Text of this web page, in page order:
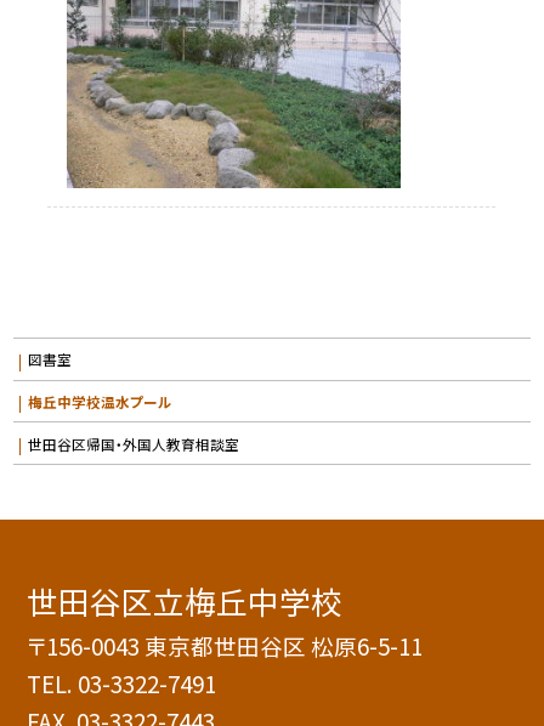
図書室
梅丘中学校温水プール
世田谷区帰国・外国人教育相談室
世田谷区立梅丘中学校
〒156-0043 東京都世田谷区 松原6-5-11
TEL. 03-3322-7491